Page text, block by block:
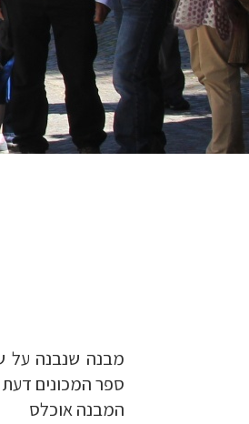
מבנה שנבנה על
ספר המכונים דעת
המבנה אוכלס